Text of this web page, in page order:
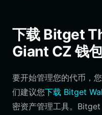
下载 Bitget
Giant CZ 钱
要开始管理您的代币，
们建议您下载 Bitget
密资产管理工具。